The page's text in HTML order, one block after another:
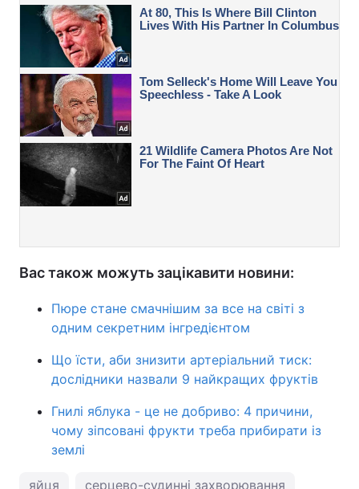
Вас також можуть зацікавити новини:
Пюре стане смачнішим за все на світі з
одним секретним інгредієнтом
Що їсти, аби знизити артеріальний тиск:
дослідники назвали 9 найкращих фруктів
Гнилі яблука - це не добриво: 4 причини,
чому зіпсовані фрукти треба прибирати із
землі
яйця серцево-судинні захворювання